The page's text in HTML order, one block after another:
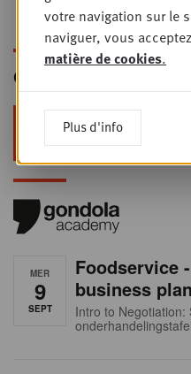
peut ignorer
Gondola Newsletter
Restez au top dans le
foodservice !
MER
9
SEPT
Foodservice
business
Intro to Negotiation:
votre navigation sur le
naviguer, vous
matière de cookies.
Plus d'info